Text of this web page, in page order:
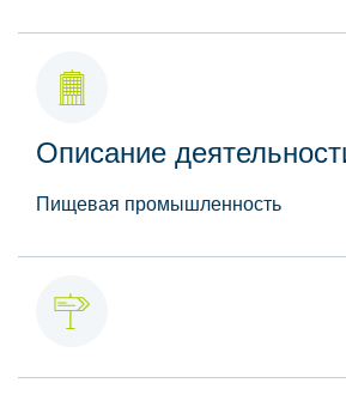
Описание
Пищевая промышленность